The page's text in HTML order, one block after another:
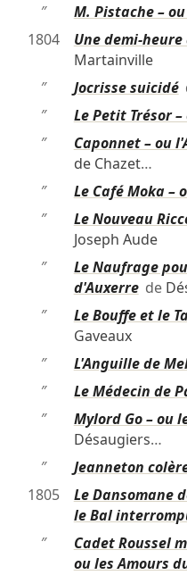
″
M. Pistache –
1804
Une demi-
Martainville
″
Jocrisse suicidé
″
Le Petit Trésor
″
Caponnet – ou
de Chazet…
″
Le Café Moka –
″
Le Nouveau
Joseph Aude
″
Le Naufrage
d'Auxerrede
″
Le Bouffe et le
Gaveaux
″
L'Anguille de
″
Le Médecin de
″
Mylord Go – ou
Désaugiers…
″
Jeanneton
1805
Le Dansomane
le Bal
″
Cadet Roussel
ou les Amours